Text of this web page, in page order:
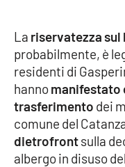
Sport
RUBRICHE
Good Morning
Parchi Marini
La riservatezza
probabilmente, è
residenti di
hannomanifestato
trasferimento dei
comune del
dietrofrontsulla
albergo in disuso